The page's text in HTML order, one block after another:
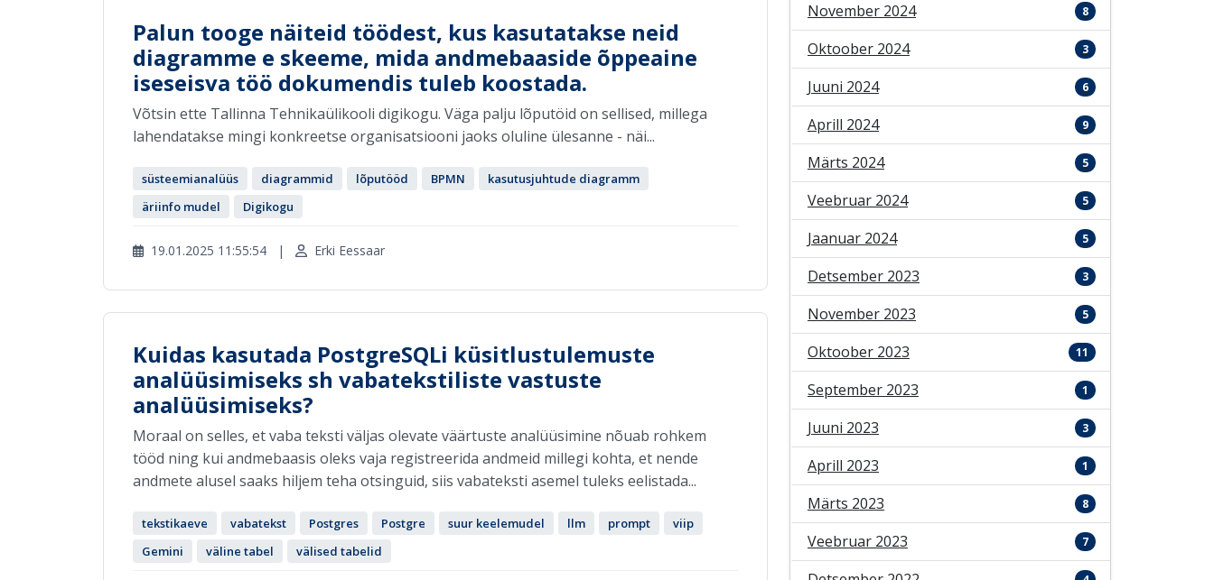
Palun tooge näiteid töödest, kus kasutatakse neid
diagramme e skeeme, mida andmebaaside õppeaine
iseseisva töö dokumendis tuleb koostada.
Võtsin ette Tallinna Tehnikaülikooli digikogu. Väga palju lõputöid on sellised, millega
lahendatakse mingi konkreetse organisatsiooni jaoks oluline ülesanne - näi...
süsteemianalüüs diagrammid lõputööd BPMN
kasutusjuhtude diagramm
äriinfo mudel
Digikogu
19.01.2025 11:55:54 | Erki Eessaar
Kuidas kasutada PostgreSQLi küsitlustulemuste
analüüsimiseks sh vabatekstiliste vastuste
analüüsimiseks?
Moraal on selles, et vaba teksti väljas olevate väärtuste analüüsimine nõuab rohkem
tööd ning kui andmebaasis oleks vaja registreerida andmeid millegi kohta, et nende
andmete alusel saaks hiljem teha otsinguid, siis vabateksti asemel tuleks eelistada...
tekstikaeve vabatekst Postgres Postgre suur keelemudel llm prompt
viip
Gemini
väline tabel välised tabelid
November 2024 8
Oktoober 2024 3
Juuni 2024 6
Aprill 2024 9
Märts 2024 5
Veebruar 2024 5
Jaanuar 2024 5
Detsember 2023 3
November 2023 5
Oktoober 2023 11
September 2023 1
Juuni 2023 3
Aprill 2023 1
Märts 2023 8
Veebruar 2023 7